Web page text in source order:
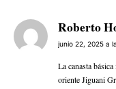
Roberto
junio 22, 2025 a
La canasta
oriente Jiguani